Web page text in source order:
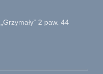
2 paw. 44